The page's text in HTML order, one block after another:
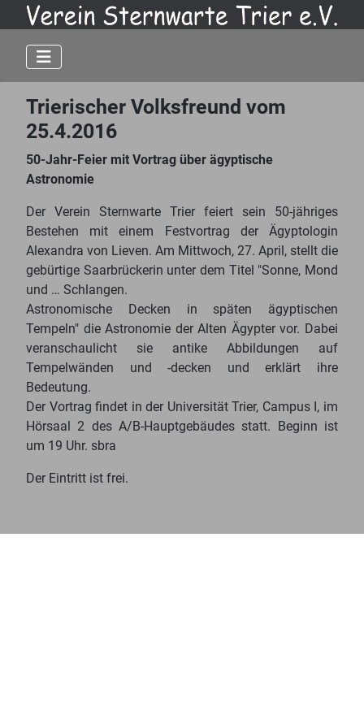
Trierischer Volksfreund vom
25.4.2016
50-Jahr-Feier mit Vortrag über ägyptische
Astronomie
Der Verein Sternwarte Trier feiert sein 50-jähriges
Bestehen mit einem Festvortrag der Ägyptologin
Alexandra von Lieven. Am Mittwoch, 27. April, stellt die
gebürtige Saarbrückerin unter dem Titel "Sonne, Mond
und … Schlangen.
Astronomische Decken in späten ägyptischen
Tempeln" die Astronomie der Alten Ägypter vor. Dabei
veranschaulicht sie antike Abbildungen auf
Tempelwänden und -decken und erklärt ihre
Bedeutung.
Der Vortrag findet in der Universität Trier, Campus I, im
Hörsaal 2 des A/B-Hauptgebäudes statt. Beginn ist
um 19 Uhr. sbra
Der Eintritt ist frei.